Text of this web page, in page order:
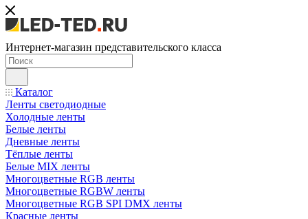
Интернет-магазин представительского класса
Каталог
Ленты светодиодные
Холодные ленты
Белые ленты
Дневные ленты
Тёплые ленты
Белые MIX ленты
Многоцветные RGB ленты
Многоцветные RGBW ленты
Многоцветные RGB SPI DMX ленты
Красные ленты